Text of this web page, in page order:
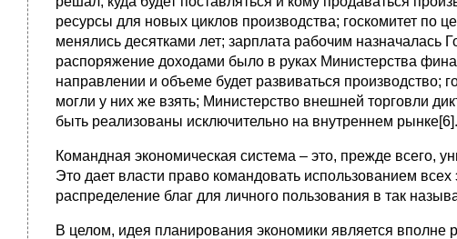
ресурсы для новых циклов производства; госкомитет по
менялись десятками лет; зарплата рабочим назначалась
распоряжение доходами было в руках Министерства
направлении и объеме будет развиваться производство;
могли у них же взять; Министерство внешней торговли
быть реализованы исключительно на внутреннем рынке[6].
Командная экономическая система – это, прежде всего,
Это дает власти право командовать использованием
распределение благ для личного пользования в так
В целом, идея планирования экономики является вполне